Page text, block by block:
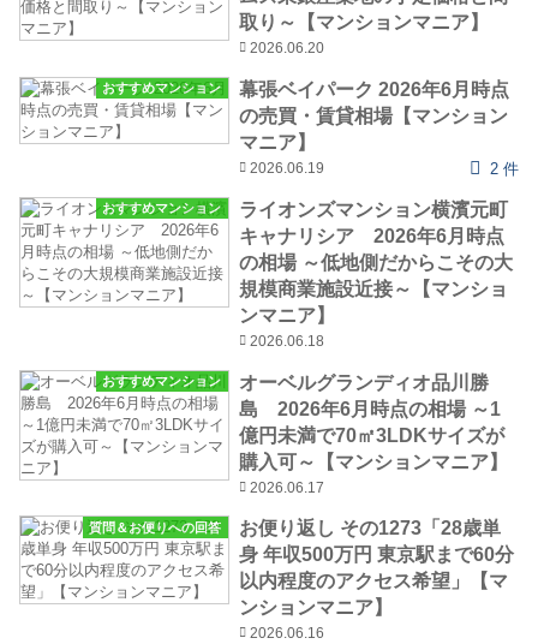
取り～【マンションマニア】
2026.06.20
おすすめマンション
幕張ベイパーク 2026年6月時点
の売買・賃貸相場【マンション
マニア】
2026.06.19 2 件
おすすめマンション
ライオンズマンション横濱元町
キャナリシア 2026年6月時点
の相場 ～低地側だからこその大
規模商業施設近接～【マンショ
ンマニア】
2026.06.18
おすすめマンション
オーベルグランディオ品川勝
島 2026年6月時点の相場 ～1
億円未満で70㎡3LDKサイズが
購入可～【マンションマニア】
2026.06.17
質問＆お便りへの回答
お便り返し その1273「28歳単
身 年収500万円 東京駅まで60分
以内程度のアクセス希望」【マ
ンションマニア】
2026.06.16